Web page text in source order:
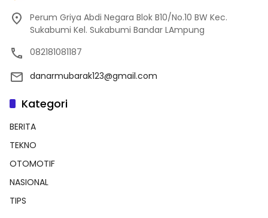
Perum Griya Abdi Negara Blok B10/No.10 BW Kec.
Sukabumi Kel. Sukabumi Bandar LAmpung
082181081187
danarmubarak123@gmail.com
Kategori
BERITA
TEKNO
OTOMOTIF
NASIONAL
TIPS